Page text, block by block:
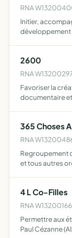
RNA
Initier,
développement
2600
RNA
Favoriser la
documentaire
365 Choses
RNA
Regroupement
et tous autres
4 L Co-Filles
RNA
Permettre aux
Paul Cézanne